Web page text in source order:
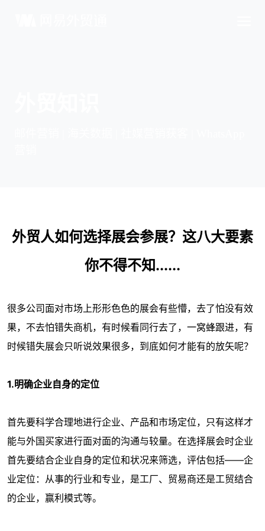
外贸人如何选择展会参展？这八大要素
你不得不知......
很多公司面对市场上形形色色的展会有些懵，去了怕没有效
果，不去怕错失商机，有时候看同行去了，一窝蜂跟进，有
时候错失展会只听说效果很多，到底如何才能有的放矢呢？
1.明确企业自身的定位
首先要科学合理地进行企业、产品和市场定位，只有这样才
能与外国买家进行面对面的沟通与较量。在选择展会时企业
首先要结合企业自身的定位和状况来筛选，评估包括——企
业定位：从事的行业和专业，是工厂、贸易商还是工贸结合
的企业，赢利模式等。